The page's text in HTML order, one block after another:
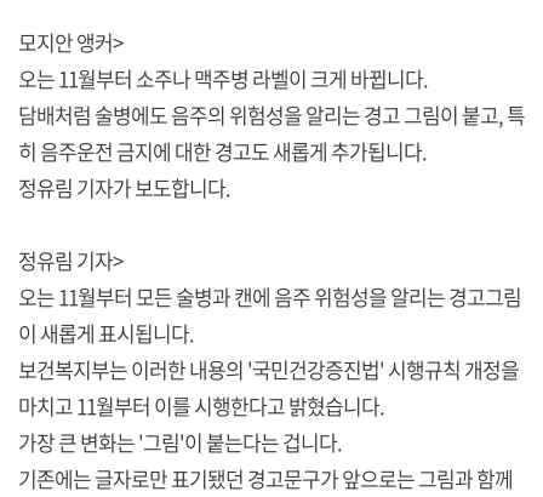
모지안 앵커>
오는 11월부터 소주나 맥주병 라벨이 크게 바뀝니다.
담배처럼 술병에도 음주의 위험성을 알리는 경고 그림이 붙고, 특
히 음주운전 금지에 대한 경고도 새롭게 추가됩니다.
정유림 기자가 보도합니다.
정유림 기자>
오는 11월부터 모든 술병과 캔에 음주 위험성을 알리는 경고그림
이 새롭게 표시됩니다.
보건복지부는 이러한 내용의 '국민건강증진법' 시행규칙 개정을
마치고 11월부터 이를 시행한다고 밝혔습니다.
가장 큰 변화는 '그림'이 붙는다는 겁니다.
기존에는 글자로만 표기됐던 경고문구가 앞으로는 그림과 함께